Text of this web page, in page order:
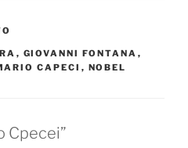
, GIOVANNI FONTANA ,
CAPECI , NOBEL
Cpecei”